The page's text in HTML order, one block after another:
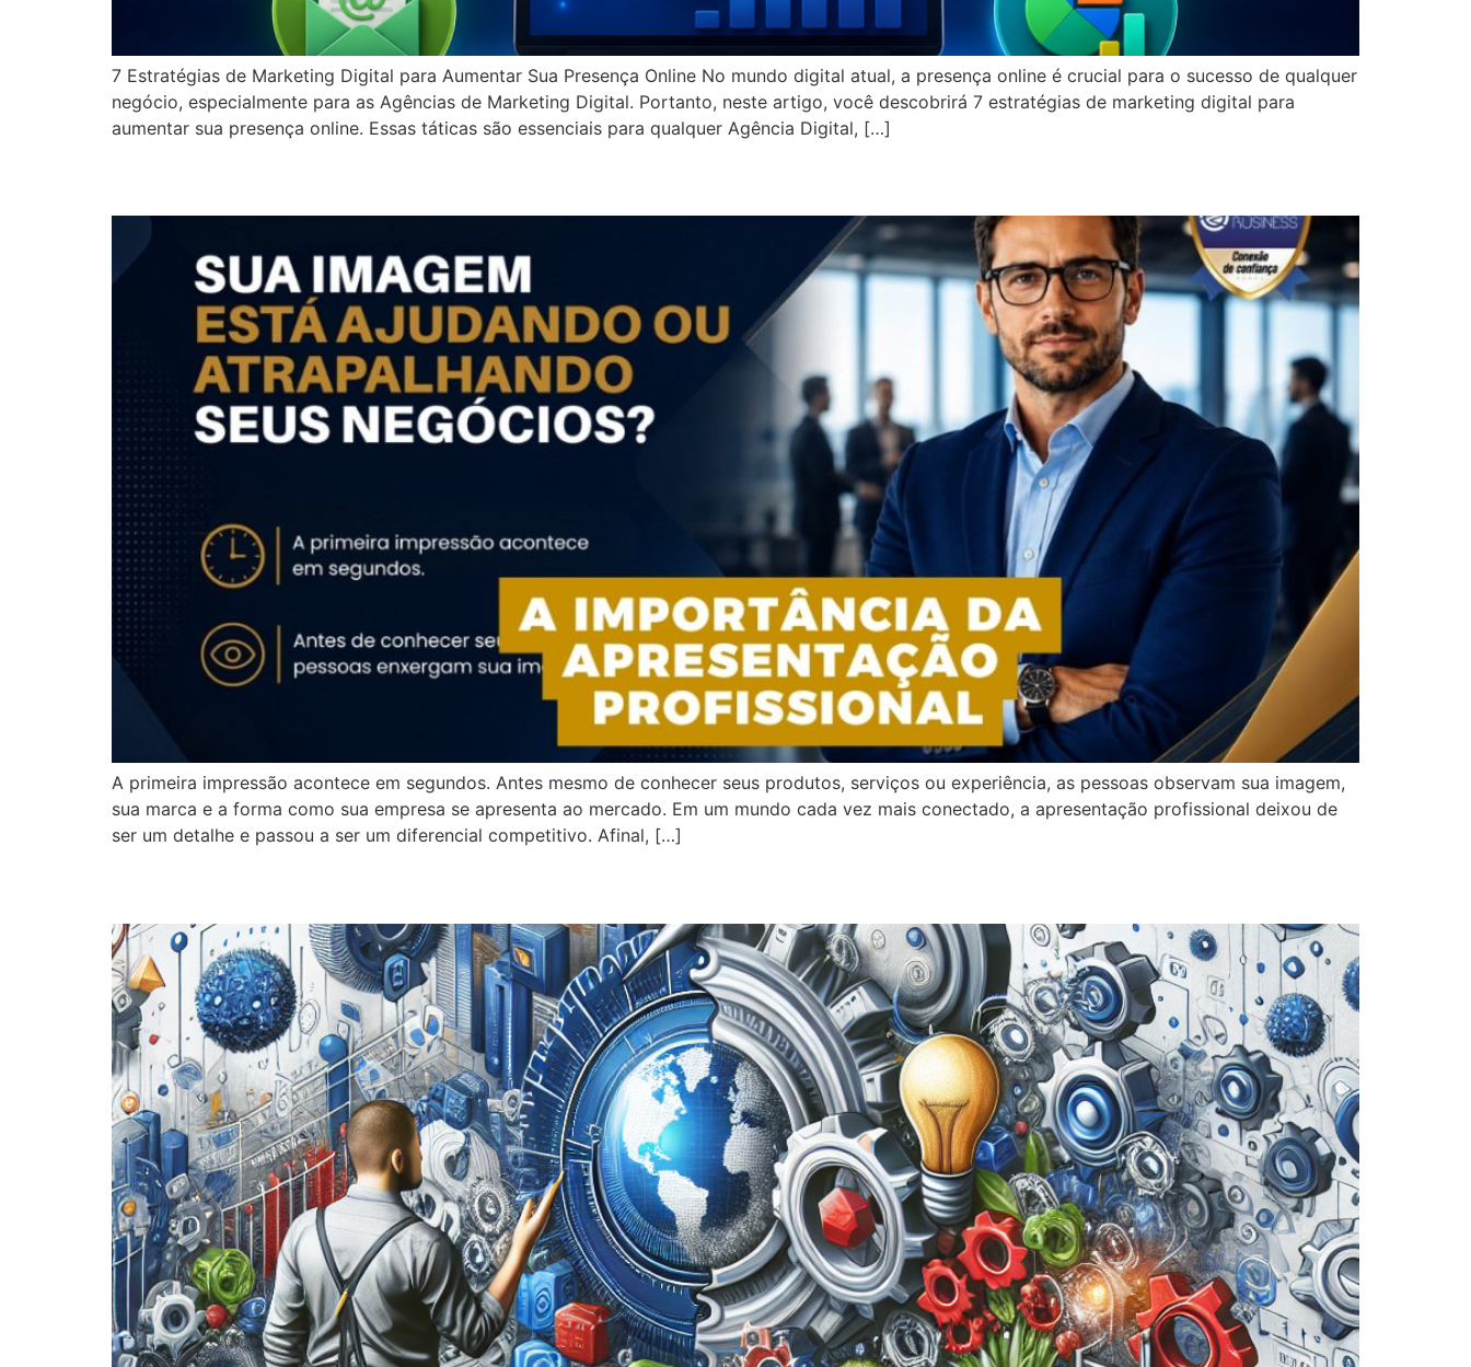
7 Estratégias de Marketing Digital para Aumentar Sua Presença Online No mundo digital atual, a presença online é crucial para o sucesso de qualquer
negócio, especialmente para as Agências de Marketing Digital. Portanto, neste artigo, você descobrirá 7 estratégias de marketing digital para
aumentar sua presença online. Essas táticas são essenciais para qualquer Agência Digital, […]
A primeira impressão acontece em segundos. Antes mesmo de conhecer seus produtos, serviços ou experiência, as pessoas observam sua imagem,
sua marca e a forma como sua empresa se apresenta ao mercado. Em um mundo cada vez mais conectado, a apresentação profissional deixou de
ser um detalhe e passou a ser um diferencial competitivo. Afinal, […]